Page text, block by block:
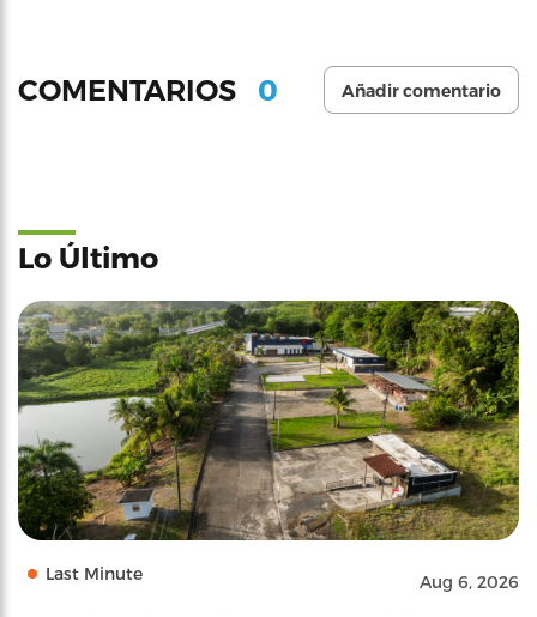
COMENTARIOS 0 Añadir comentario
Lo Último
Last Minute Aug 6, 2026